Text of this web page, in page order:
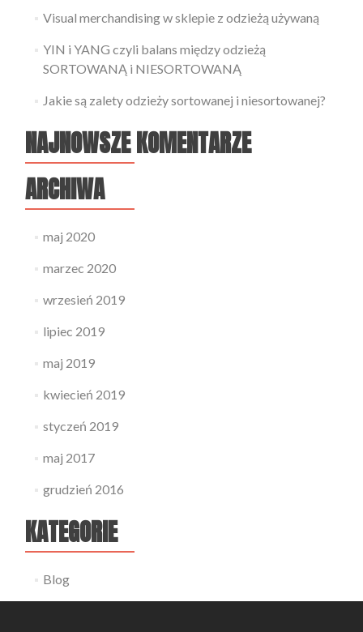
Visual merchandising w sklepie z odzieżą używaną
YIN i YANG czyli balans między odzieżą
SORTOWANĄ i NIESORTOWANĄ
Jakie są zalety odzieży sortowanej i niesortowanej?
NAJNOWSZE KOMENTARZE
ARCHIWA
maj 2020
marzec 2020
wrzesień 2019
lipiec 2019
maj 2019
kwiecień 2019
styczeń 2019
maj 2017
grudzień 2016
KATEGORIE
Blog